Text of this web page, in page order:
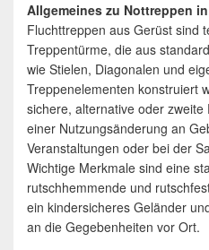
Allgemeines zu Nottreppen
Fluchttreppen aus Gerüst sind
Treppentürme, die aus
wie Stielen, Diagonalen und
Treppenelementen konstruiert
sichere, alternative oder
einer Nutzungsänderung an
Veranstaltungen oder bei der
Wichtige Merkmale sind eine
rutschhemmende und
ein kindersicheres Geländer
an die Gegebenheiten vor Ort.